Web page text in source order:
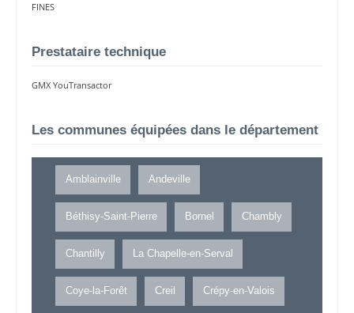
FINES
Prestataire technique
GMX YouTransactor
Les communes équipées dans le département
Amblainville Andeville
Béthisy-Saint-Pierre Bornel Chambly
Chantilly La Chapelle-en-Serval
Coye-la-Forêt Creil Crépy-en-Valois